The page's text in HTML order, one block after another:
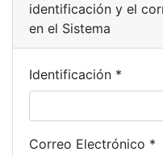
identificación y el
en el Sistema
Identificación *
Correo Electrónico *